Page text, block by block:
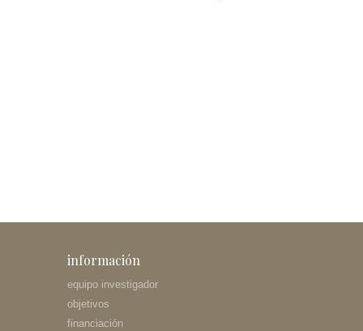
información
equipo investigador
objetivos
financiación